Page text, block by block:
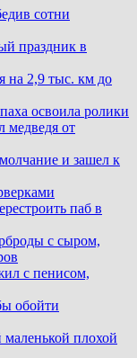
сотни
праздник в
на 2,9 тыс. км до
освоила ролики
медведя от
и зашел к
паб в
с сыром,
с пенисом,
обойти
плохой